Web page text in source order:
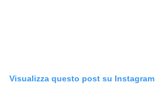
Visualizza questo post su Instagram